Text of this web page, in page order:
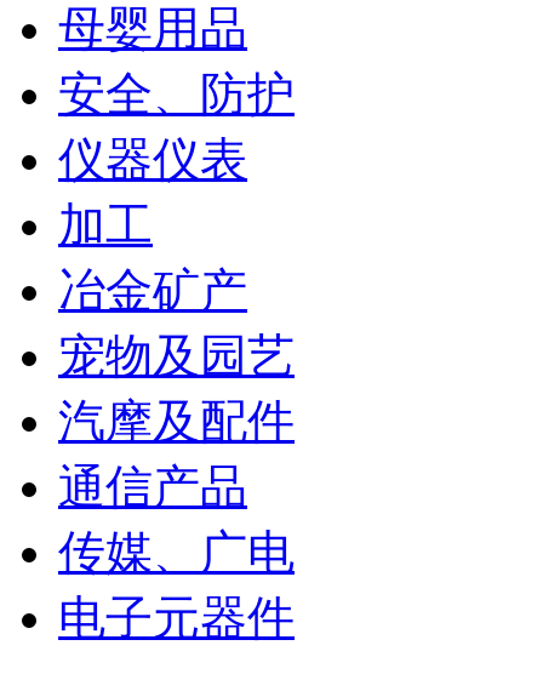
母婴用品
安全、防护
仪器仪表
加工
冶金矿产
宠物及园艺
汽摩及配件
通信产品
传媒、广电
电子元器件